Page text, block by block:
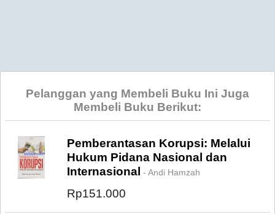
Pelanggan yang Membeli Buku Ini Juga
Membeli Buku Berikut:
Pemberantasan Korupsi: Melalui
Hukum Pidana Nasional dan
Internasional - Andi Hamzah
Rp151.000